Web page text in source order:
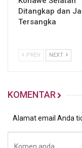
Ditangkap dan
Tersangka
PREV NEXT
KOMENTAR
Alamat email Anda